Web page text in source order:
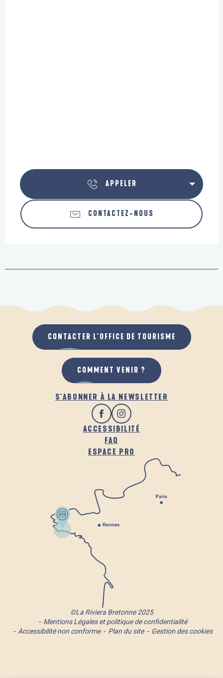
APPELER
CONTACTEZ-NOUS
S'ABONNER À LA NEWSLETTER
ACCESSIBILITÉ
FAQ
ESPACE PRO
CONTACTER L'OFFICE DE TOURISME
COMMENT VENIR ?
©La Riviera Bretonne 2025
Mentions Légales et politique de confidentialité
Accessibilité non conforme
Plan du site Gestion des cookies